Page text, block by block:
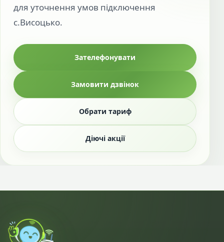
для уточнення умов підключення
с.Висоцько.
Зателефонувати
Замовити дзвінок
Обрати тариф
Діючі акції